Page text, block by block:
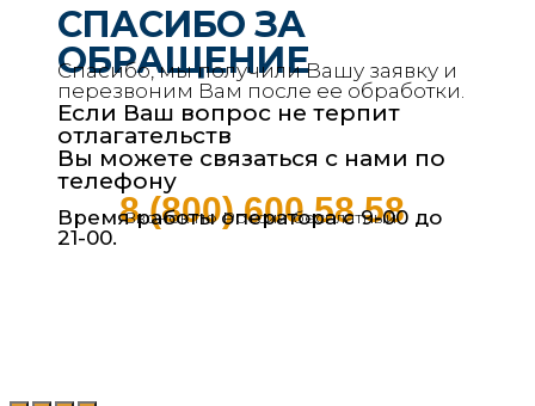
СПАСИБО ЗА
ОБРАЩЕНИЕ
Спасибо, мы получили Вашу заявку и
перезвоним Вам после ее обработки.
Если Ваш вопрос не терпит
отлагательств
Вы можете связаться с нами по
телефону
8 (800) 600 58 58
Звонок по России бесплатный
Время работы оператора с 9-00 до
21-00.